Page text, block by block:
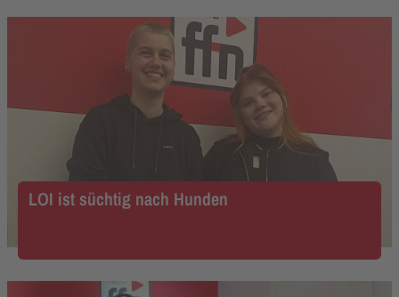
LOI ist süchtig nach Hunden